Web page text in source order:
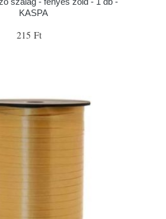
KASPA
215 Ft